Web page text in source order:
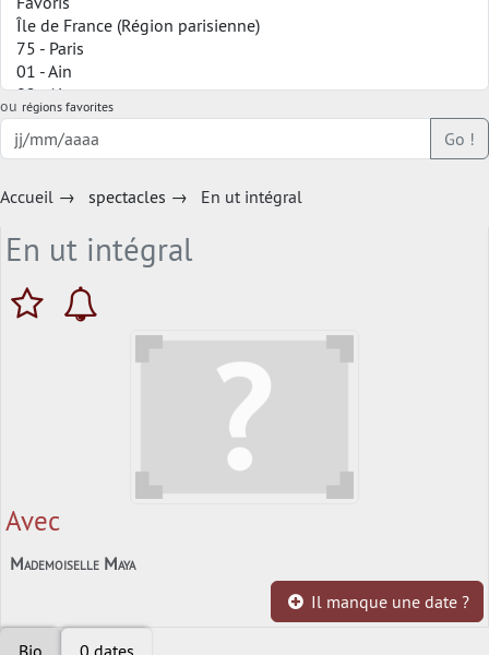
ou régions favorites
Go !
Accueil → spectacles → En ut intégral
En ut intégral
Avec
Mademoiselle Maya
Il manque une date ?
Bio 0 dates